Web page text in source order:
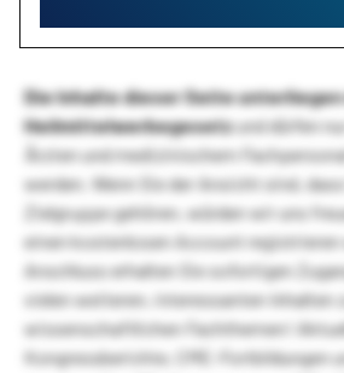
Die Inhalte dieser Seite
Heilmittelwerbegesetzund dürfen
Ärzten und medizinischem
werden. Wenn Sie der Ansicht sind,
Zielgruppe gehören, würden wir uns
einen kostenlosen Account registrieren
Anschluss erhalten Sie sofortigen
vielen weiteren, interessanten Inhalten
wissenschaftlichen Fachthemen!
Kongressberichte, CME-Fortbildungen